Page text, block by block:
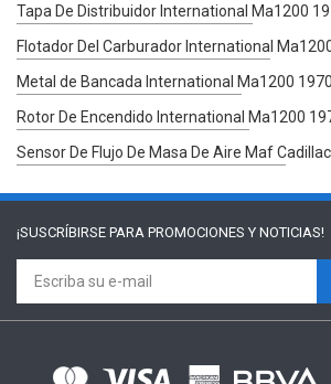
Tapa De Distribuidor International Ma1200
Flotador Del Carburador International
Metal de Bancada International Ma1200 1970
Rotor De Encendido International Ma1200
Sensor De Flujo De Masa De Aire Maf
¡SUSCRÍBIRSE PARA PROMOCIONES Y NOTICIAS!